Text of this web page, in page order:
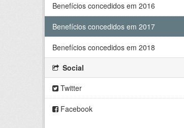
Benefícios concedidos em 2016
Benefícios concedidos em 2017
Benefícios concedidos em 2018
Social
Twitter
Facebook